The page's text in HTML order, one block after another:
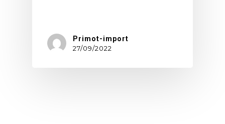
Primot-import
27/09/2022